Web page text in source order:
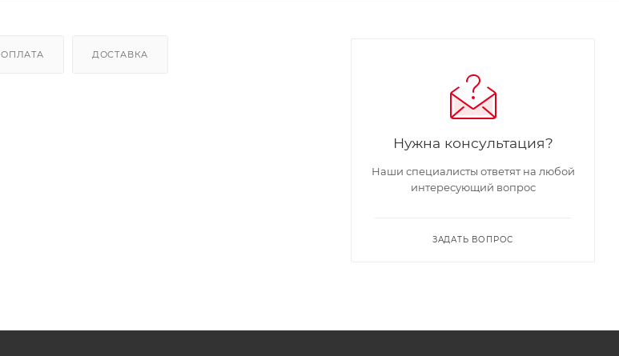
ОПЛАТА ДОСТАВКА
Нужна консультация?
Наши специалисты ответят на любой
интересующий вопрос
ЗАДАТЬ ВОПРОС